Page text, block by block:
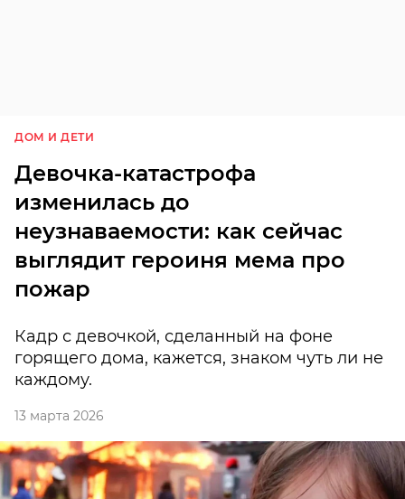
ДОМ И ДЕТИ
Девочка-катастрофа
изменилась до
неузнаваемости: как сейчас
выглядит героиня мема про
пожар
Кадр с девочкой, сделанный на фоне
горящего дома, кажется, знаком чуть ли не
каждому.
13 марта 2026